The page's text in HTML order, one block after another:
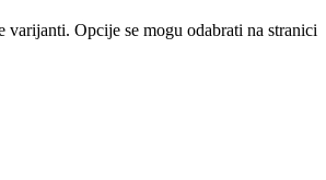
varijanti. Opcije se mogu odabrati na stranici